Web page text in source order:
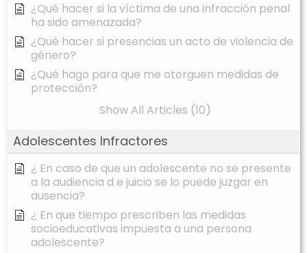
¿Qué hacer si la víctima de una infracción penal
ha sido amenazada?
¿Qué hacer si presencias un acto de violencia de
género?
¿Qué hago para que me otorguen medidas de
protección?
Show All Articles (10)
Adolescentes Infractores
¿ En caso de que un adolescente no se presente
a la audiencia d e juicio se lo puede juzgar en
ausencia?
¿ En que tiempo prescriben las medidas
socioeducativas impuesta a una persona
adolescente?